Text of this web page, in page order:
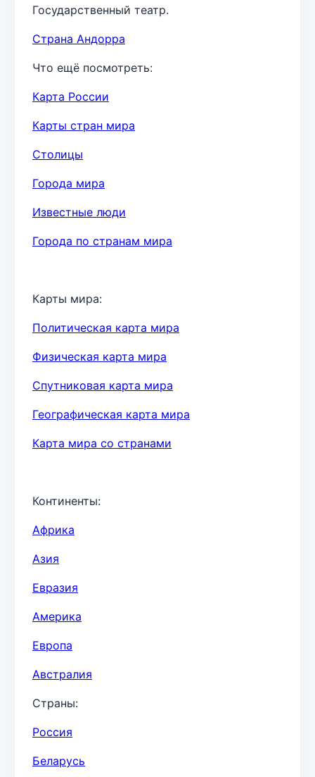
Государственный театр.
Страна Андорра
Что ещё посмотреть:
Карта России
Карты стран мира
Столицы
Города мира
Известные люди
Города по странам мира
Карты мира:
Политическая карта мира
Физическая карта мира
Спутниковая карта мира
Географическая карта мира
Карта мира со странами
Континенты:
Африка
Азия
Евразия
Америка
Европа
Австралия
Страны:
Россия
Беларусь